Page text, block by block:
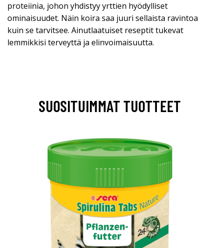
proteiinia, johon yhdistyy yrttien hyödylliset
ominaisuudet. Näin koira saa juuri sellaista ravintoa
kuin se tarvitsee. Ainutlaatuiset reseptit tukevat
lemmikkisi terveyttä ja elinvoimaisuutta.
SUOSITUIMMAT TUOTTEET